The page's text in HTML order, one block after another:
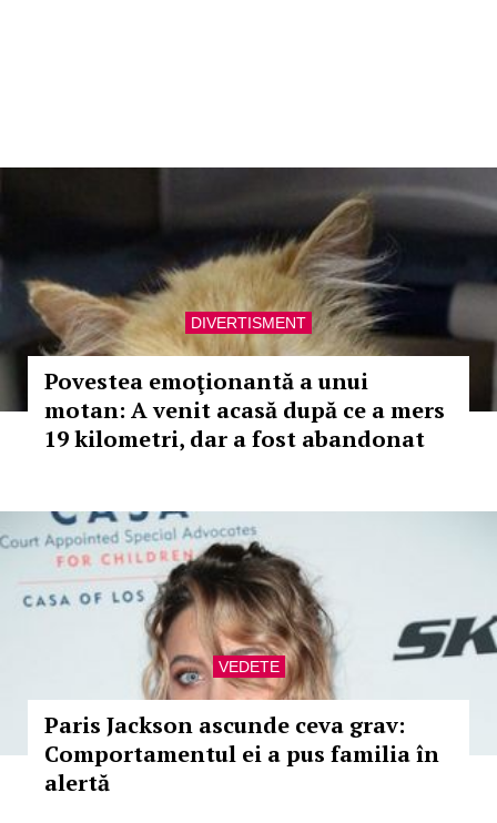
DIVERTISMENT
Povestea emoţionantă a unui
motan: A venit acasă după ce a mers
19 kilometri, dar a fost abandonat
VEDETE
Paris Jackson ascunde ceva grav:
Comportamentul ei a pus familia în
alertă